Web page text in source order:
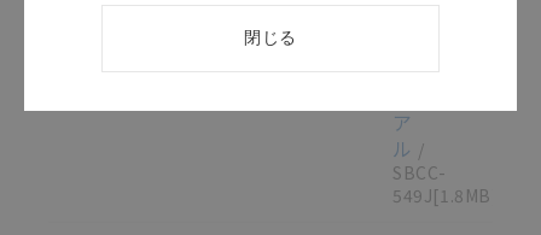
ズ
ニ
ア
ル /
SBCC-
549J[1.8MB]
閉じる